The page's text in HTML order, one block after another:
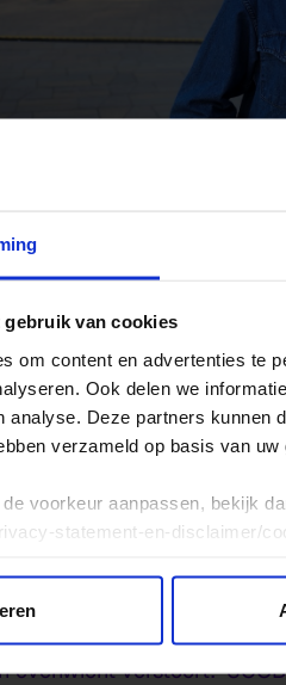
gebruik van cookies
om content en advertenties te
Ook delen we
analyse. Deze partners kunnen
verzameld op basis van
voorkeur aanpassen, bekijk
statement-en-disclaimer/
SCOBY’s
aan de hand van
een ander lettertype.
voor wanhoop. Het
verstoort: